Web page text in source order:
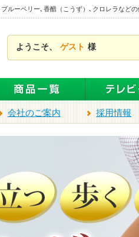
ルーベリー､香醋（こうず）､クロレラなど
ようこそ、 ゲスト 様
会社のご案内 採用情報